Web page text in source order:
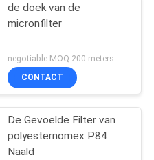
de doek van de
micronfilter
negotiable MOQ:200 meters
CONTACT
De Gevoelde Filter van
polyesternomex P84
Naald